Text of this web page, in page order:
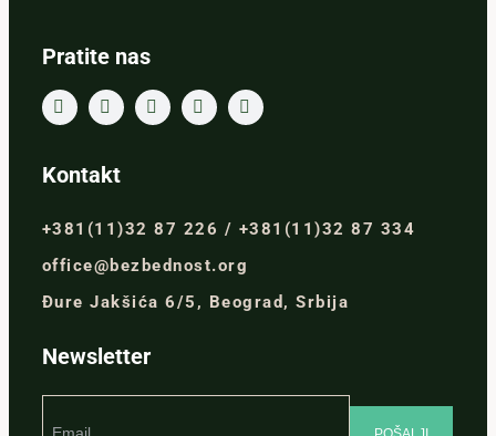
Pratite nas
Kontakt
+381(11)32 87 226 / +381(11)32 87 334
office@bezbednost.org
Đure Jakšića 6/5, Beograd, Srbija
Newsletter